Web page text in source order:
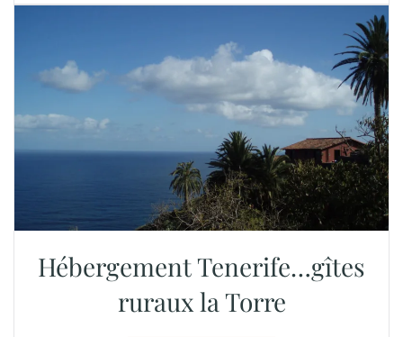
Hébergement Tenerife…gîtes
ruraux la Torre